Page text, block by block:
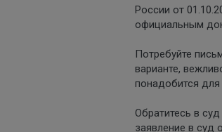
России от
официальным
Потребуйте
варианте,
понадобится
Обратитесь в
заявление в суд